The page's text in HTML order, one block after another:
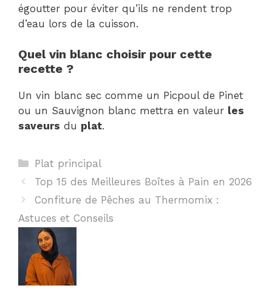
égoutter pour éviter qu’ils ne rendent trop
d’eau lors de la cuisson.
Quel vin blanc choisir pour cette
recette ?
Un vin blanc sec comme un Picpoul de Pinet
ou un Sauvignon blanc mettra en valeur les
saveurs du plat.
Catégories
Plat principal
Top 15 des Meilleures Boîtes à Pain en 2026
Confiture de Pêches au Thermomix :
Astuces et Conseils